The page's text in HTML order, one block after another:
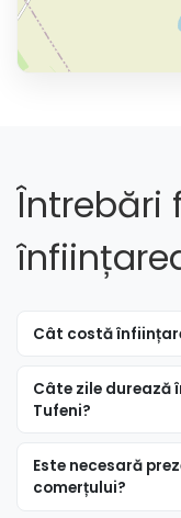
Întrebări
Cât costă
Câte zile durează
Tufeni?
Este necesară
comerțului?